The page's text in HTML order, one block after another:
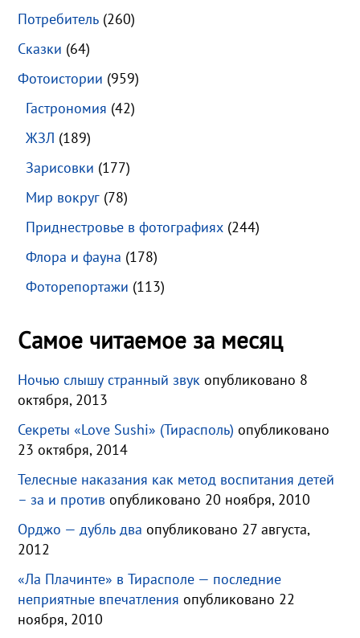
Потребитель (260)
Сказки (64)
Фотоистории (959)
Гастрономия (42)
ЖЗЛ (189)
Зарисовки (177)
Мир вокруг (78)
Приднестровье в фотографиях (244)
Флора и фауна (178)
Фоторепортажи (113)
Самое читаемое за месяц
Ночью слышу странный звук опубликовано 8
октября, 2013
Секреты «Love Sushi» (Тирасполь) опубликовано
23 октября, 2014
Телесные наказания как метод воспитания детей
– за и против опубликовано 20 ноября, 2010
Орджо — дубль два опубликовано 27 августа,
2012
«Ла Плачинте» в Тирасполе — последние
неприятные впечатления опубликовано 22
ноября, 2010